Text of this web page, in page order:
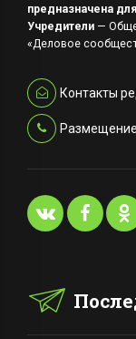
предназначена
Учредители —
«Деловое
Контакты